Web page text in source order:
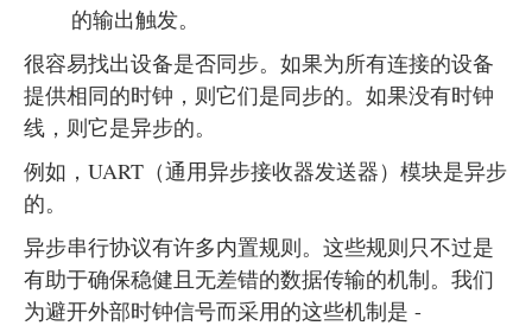
的输出触发。
很容易找出设备是否同步。如果为所有连接的设备
提供相同的时钟，则它们是同步的。如果没有时钟
线，则它是异步的。
例如，UART（通用异步接收器发送器）模块是异步
的。
异步串行协议有许多内置规则。这些规则只不过是
有助于确保稳健且无差错的数据传输的机制。我们
为避开外部时钟信号而采用的这些机制是 -